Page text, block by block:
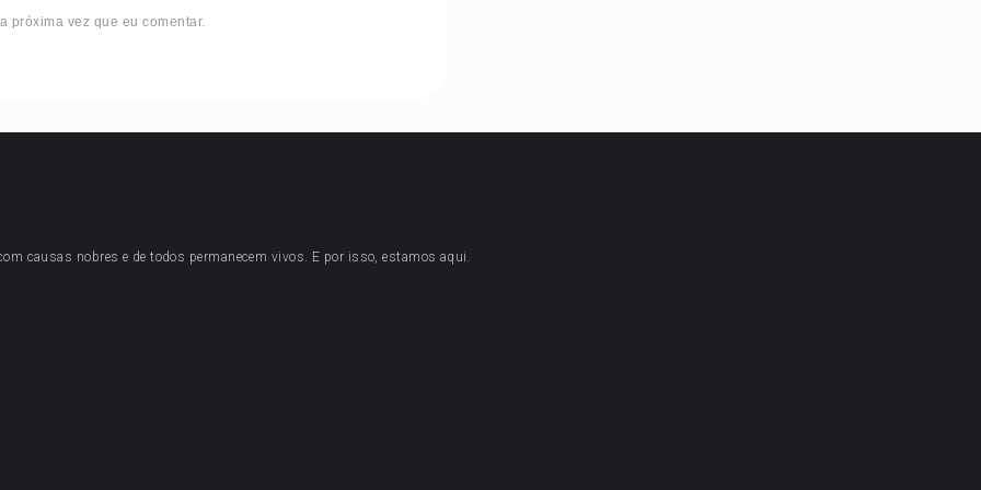
próxima vez que eu comentar.
causas nobres e de todos permanecem vivos. E por isso, estamos aqui.